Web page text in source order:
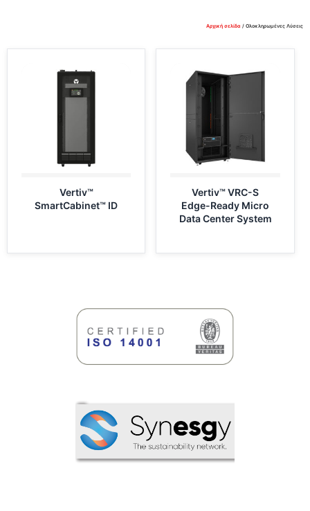
Αρχική σελίδα / Ολοκληρωμένες Λύσεις
Vertiv™
SmartCabinet™ ID
Vertiv™ VRC-S
Edge-Ready Micro
Data Center System